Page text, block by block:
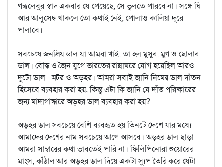
গন্ধলেবুর স্বাদ একবার যে পেয়েছে, সে ভুলতে পারবে না। সঙ্গে ঘি
আর আলুসেদ্ধ থাকলে তো কথাই নেই, পোলাও কালিয়া দূরে
পালাবে।
সবচেয়ে জনপ্রিয় ডাল যা আমরা খাই, তা হল মুসুর, মুগ ও ছোলার
ডাল। বৌদ্ধ ও জৈন যুগে ভারতের রান্নাঘরে যোগ হয়েছিল আরও
দুটো ডাল - মটর ও অড়হর। আমরা সবাই জানি নিমের ডাল দাঁতন
হিসেবে ব্যবহার করা হয়, কিন্তু এটা কি জানি যে দাঁত পরিষ্কারের
জন্য মাদাগাস্কারে অড়হর ডাল ব্যবহার করা হয়?
অড়হর ডাল সবচেয়ে বেশি ব্যবহৃত হয় তিনটে দেশে যার মধ্যে
আমাদের দেশের নাম সবচেয়ে আগে আসবে। অড়হর ডাল ছাড়া
আমরা সাম্বারের কথা ভাবতেই পারি না। ফিলিপিনোরা শুয়োরের
মাংস, কাঁঠাল আর অড়হর ডাল দিয়ে একটা স্যুপ তৈরি করে যেটা